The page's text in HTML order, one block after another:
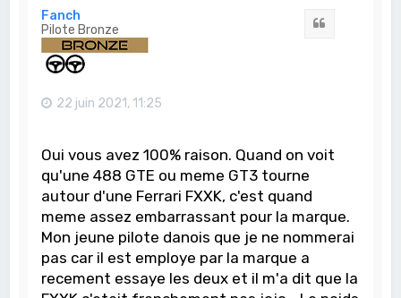
Fanch
Pilote Bronze
22 juin 2021, 11:25
Oui vous avez 100% raison. Quand on voit
qu'une 488 GTE ou meme GT3 tourne
autour d'une Ferrari FXXK, c'est quand
meme assez embarrassant pour la marque.
Mon jeune pilote danois que je ne nommerai
pas car il est employe par la marque a
recement essaye les deux et il m'a dit que la